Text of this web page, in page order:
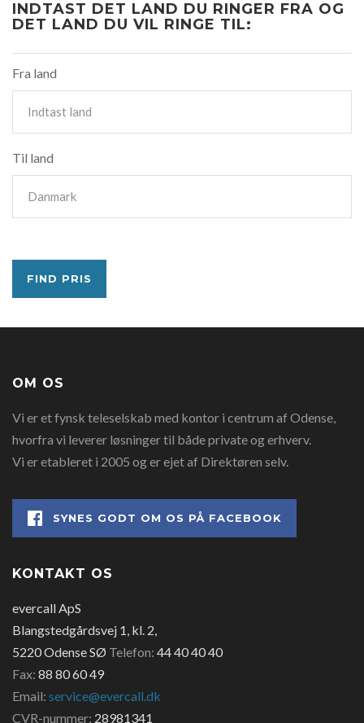
INDTAST DET LAND DU RINGER FRA OG
DET LAND DU VIL RINGE TIL:
Fra land
Til land
OM OS
Vi er et fynsk teleselskab med kontor i centrum af Odense,
hvorfra vi leverer løsninger til både private og erhverv.
Vi er etableret i 2005 og er ejet af Direktøren selv.
SYNES GODT OM OS PÅ FACEBOOK
KONTAKT OS
evercall ApS
Blangstedgårdsvej 1, kl. 2,
5220 Odense SØ Telefon: 44 40 40 40
Fax: 88 80 60 49
Email: service@evercall.dk
CVR-nummer: 28981341